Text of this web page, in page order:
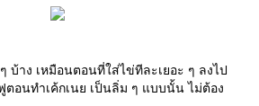
บ้าง เหมือนตอนที่ใส่ไข่ทีละเยอะ ๆ ลงไป
อนทำเค้กเนย เป็นลิ่ม ๆ แบบนั้น ไม่ต้อง